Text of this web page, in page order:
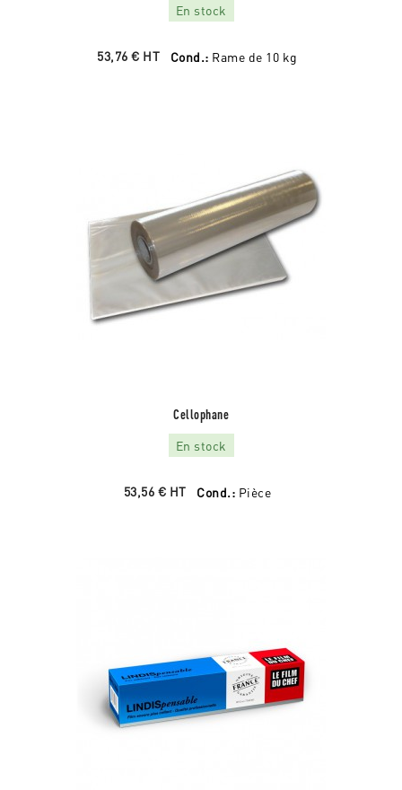
En stock
53,76 € HT Cond.: Rame de 10 kg
Cellophane
En stock
53,56 € HT Cond.: Pièce